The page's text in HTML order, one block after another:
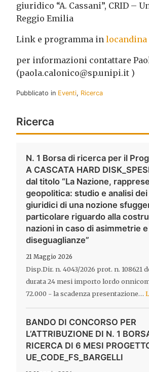
giuridico “A. Cassani”, CRID –
Reggio Emilia
Link e programma in locandina
per informazioni contattare
(paola.calonico@sp.unipi.it )
Pubblicato in Eventi, Ricerca
Ricerca
N. 1 Borsa di ricerca per il
A CASCATA HARD
dal titolo “La Nazione,
geopolitica: studio e analisi
giuridici di una nozione
particolare riguardo alla
nazioni in caso di asimmetrie e
diseguaglianze”
21 Maggio 2026
Disp.Dir. n. 4043/2026 prot. n. 108621
durata 24 mesi importo lordo
72.000 - la scadenza presentazione…
BANDO DI CONCORSO PER
L’ATTRIBUZIONE DI N. 1
RICERCA DI 6 MESI
UE_CODE_FS_BARGELLI